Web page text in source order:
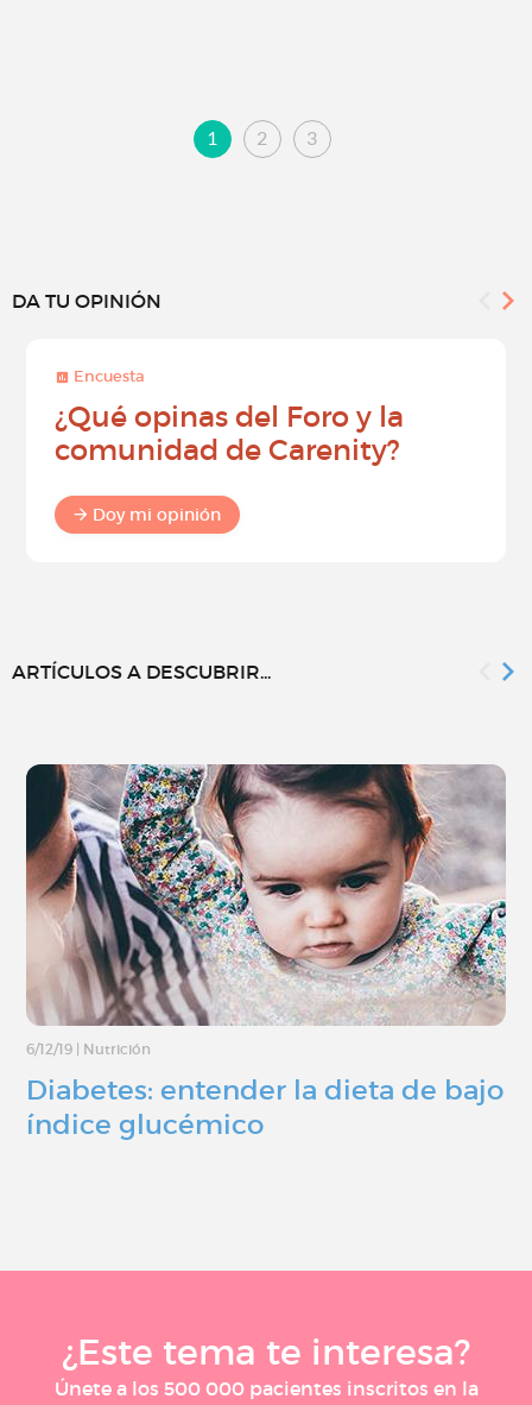
1 2 3
DA TU OPINIÓN
Encuesta
¿Qué opinas del Foro y la
comunidad de Carenity?
Doy mi opinión
ARTÍCULOS A DESCUBRIR...
6/12/19 Nutrición
Diabetes: entender la dieta de bajo
índice glucémico
¿Este tema te interesa?
Únete a los 500 000 pacientes inscritos en la